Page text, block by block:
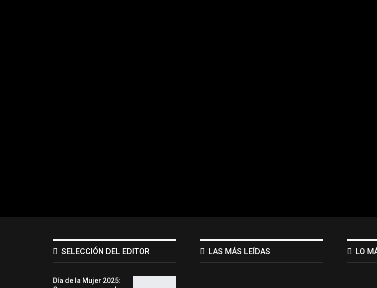
SELECCIÓN DEL EDITOR
Día de la Mujer 2025:
LAS MÁS LEÍDAS LO